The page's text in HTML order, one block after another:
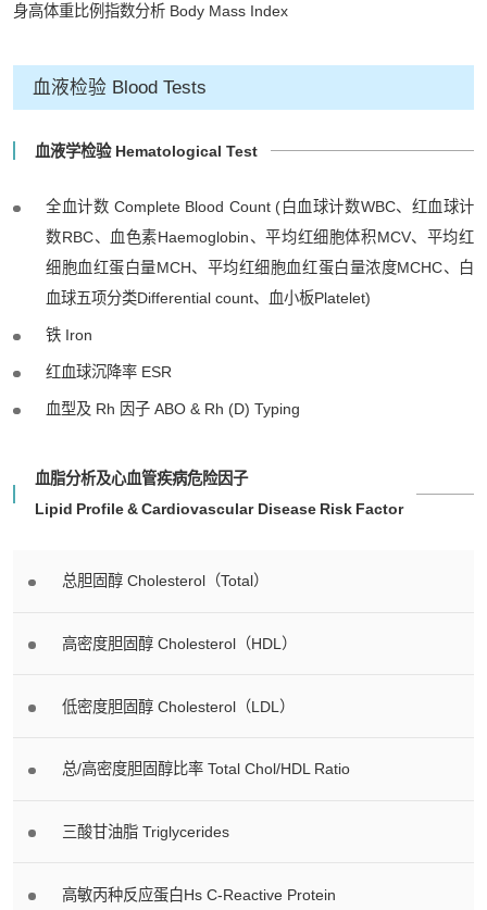
身高体重比例指数分析 Body Mass Index
血液检验 Blood Tests
血液学检验 Hematological Test
全血计数 Complete Blood Count (白血球计数WBC、红血球计
数RBC、血色素Haemoglobin、平均红细胞体积MCV、平均红
细胞血红蛋白量MCH、平均红细胞血红蛋白量浓度MCHC、白
血球五项分类Differential count、血小板Platelet)
铁 Iron
红血球沉降率 ESR
血型及 Rh 因子 ABO & Rh (D) Typing
血脂分析及心血管疾病危险因子
Lipid Profile & Cardiovascular Disease Risk Factor
总胆固醇 Cholesterol（Total）
高密度胆固醇 Cholesterol（HDL）
低密度胆固醇 Cholesterol（LDL）
总/高密度胆固醇比率 Total Chol/HDL Ratio
三酸甘油脂 Triglycerides
高敏丙种反应蛋白Hs C-Reactive Protein